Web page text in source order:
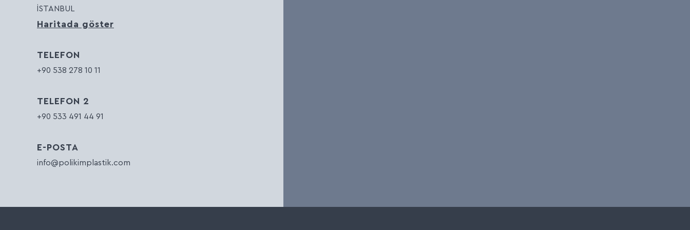
İSTANBUL
Haritada göster
TELEFON
+90 538 278 10 11
TELEFON 2
+90 533 491 44 91
E-POSTA
info@polikimplastik.com